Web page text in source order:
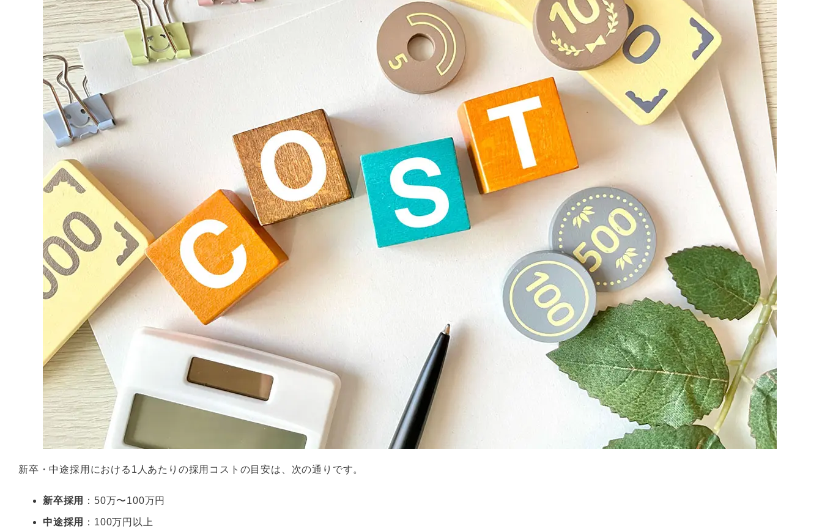
新卒・中途採用における1人あたりの採用コストの目安は、次の通りです。
新卒採用 ：50万〜100万円
中途採用 ：100万円以上